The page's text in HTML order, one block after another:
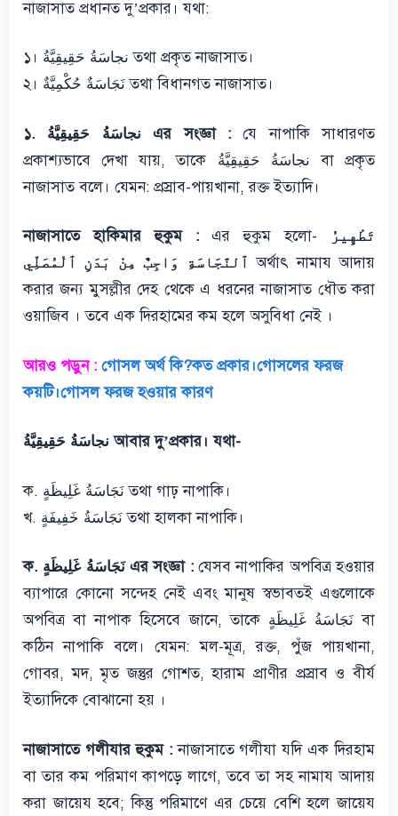
নাজাসাত প্রধানত দু’প্রকার। যথা:
১। نجاسَةُ حَقِيقِيَّةُ তথা প্রকৃত নাজাসাত।
২। نَجَاسَةٌ حُكْمِيَّةٌ তথা বিধানগত নাজাসাত।
১. نجاسَةُ حَقِيقِيَّةُ এর সংজ্ঞা :যে নাপাকি সাধারণত
প্রকাশ্যভাবে দেখা যায়, তাকে نجاسَةُ حَقِيقِيَّةُ বা প্রকৃত
নাজাসাত বলে। যেমন: প্রস্রাব-পায়খানা, রক্ত ইত্যাদি।
নাজাসাতে হাকিমার হুকুম :এর হুকুম হলো-
تَطْهِيرُ
ٱلنَّجَاسَةِ وَاجِبٌ مِنْ بَدَنِ ٱلْمُصَلِّي অর্থাৎ নামায আদায়
করার জন্য মুসল্লীর দেহ থেকে এ ধরনের নাজাসাত ধৌত করা
ওয়াজিব । তবে এক দিরহামের কম হলে অসুবিধা নেই ।
আরও পড়ুন : গোসল অর্থ কি?কত প্রকার।গোসলের ফরজ
কয়টি।গোসল ফরজ হওয়ার কারণ
نجاسَةُ حَقِيقِيَّةُ আবার দু’প্রকার। যথা-
ক. نَجَاسَةُ غَلِيظَةٍ তথা গাঢ় নাপাকি।
খ. نَجَاسَةُ خَفِيفَةٍ তথা হালকা নাপাকি।
ক. نَجَاسَةُ غَلِيظَةٍ এর সংজ্ঞা :যেসব নাপাকির অপবিত্র হওয়ার
ব্যাপারে কোনো সন্দেহ নেই এবং মানুষ স্বভাবতই এগুলোকে
অপবিত্র বা নাপাক হিসেবে জানে, তাকে نَجَاسَةُ غَلِيظَةٍ বা
কঠিন নাপাকি বলে। যেমন: মল-মূত্র, রক্ত, পুঁজ পায়খানা,
গোবর, মদ, মৃত জন্তুর গোশত, হারাম প্রাণীর প্রস্রাব ও বীর্য
ইত্যাদিকে বোঝানো হয় ।
নাজাসাতে গলীযার হুকুম :নাজাসাতে গলীযা যদি এক দিরহাম
বা তার কম পরিমাণ কাপড়ে লাগে, তবে তা সহ নামায আদায়
করা জায়েয হবে; কিন্তু পরিমাণে এর চেয়ে বেশি হলে জায়েয